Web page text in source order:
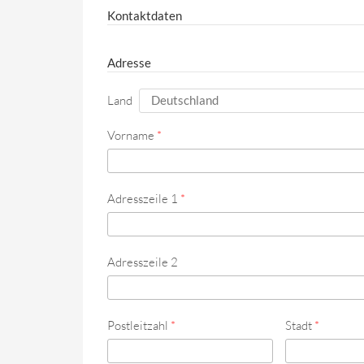
Kontaktdaten
Adresse
Land
Vorname *
Adresszeile 1 *
Adresszeile 2
Postleitzahl * Stadt *